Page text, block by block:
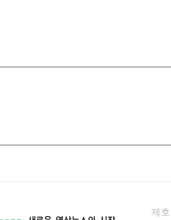
제